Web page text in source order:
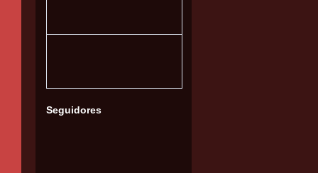
Seguidores